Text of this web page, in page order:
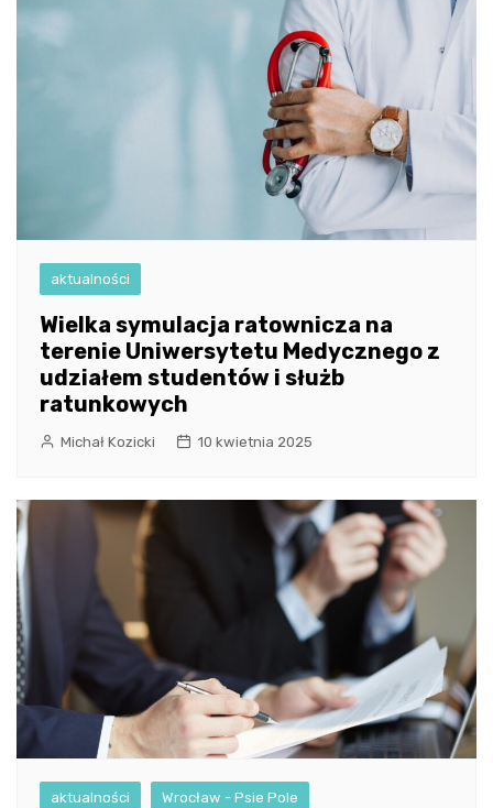
aktualności
Wielka symulacja ratownicza na
terenie Uniwersytetu Medycznego z
udziałem studentów i służb
ratunkowych
Michał Kozicki 10 kwietnia 2025
aktualności Wrocław - Psie Pole